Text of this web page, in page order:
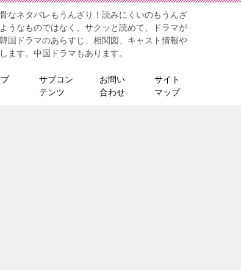
なネタバレもうんざり！読みにくいのもうんざ
うなものではなく、サクッと読めて、ドラマが
国ドラマのあらすじ、相関図、キャスト情報や
ます。中国ドラマもあります。
サブコン
テンツ
お問い
合わせ
サイト
マップ